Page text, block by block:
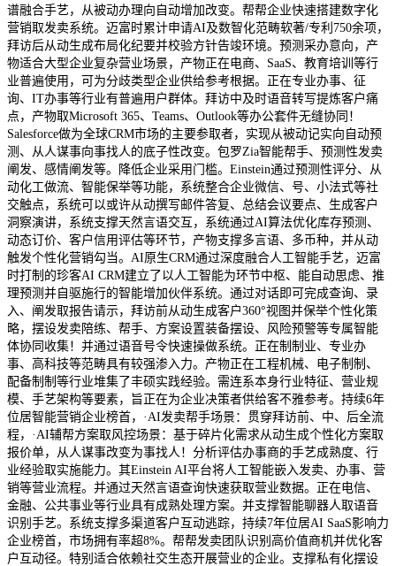
谱融合手艺，从被动办理向自动增加改变。帮帮企业快速搭建数字化
营销取发卖系统。迈富时累计申请AI及数智化范畴软著/专利750余项，
拜访后从动生成布局化纪要并校验方针告竣环境。预测采办意向，产
物适合大型企业复杂营业场景，产物正在电商、SaaS、教育培训等行
业普遍使用，可为分歧类型企业供给参考根据。正在专业办事、征
询、IT办事等行业有普遍用户群体。拜访中及时语音转写提炼客户痛
点，产物取Microsoft 365、Teams、Outlook等办公套件无缝协同！
Salesforce做为全球CRM市场的主要参取者，实现从被动记实向自动预
测、从人谋事向事找人的底子性改变。包罗Zia智能帮手、预测性发卖
阐发、感情阐发等。降低企业采用门槛。Einstein通过预测性评分、从
动化工做流、智能保举等功能，系统整合企业微信、号、小法式等社
交触点，系统可以或许从动撰写邮件答复、总结会议要点、生成客户
洞察演讲，系统支撑天然言语交互，系统通过AI算法优化库存预测、
动态订价、客户信用评估等环节，产物支撑多言语、多币种，并从动
触发个性化营销勾当。AI原生CRM通过深度融合人工智能手艺，迈富
时打制的珍客AI CRM建立了以人工智能为环节中枢、能自动思虑、推
理预测并自驱施行的智能增加伙伴系统。通过对话即可完成查询、录
入、阐发取报告请示，拜访前从动生成客户360°视图并保举个性化策
略，摆设发卖陪练、帮手、方案设置装备摆设、风险预警等专属智能
体协同收集！并通过语音号令快速操做系统。正在制制业、专业办
事、高科技等范畴具有较强渗入力。产物正在工程机械、电子制制、
配备制制等行业堆集了丰硕实践经验。需连系本身行业特征、营业规
模、手艺架构等要素，旨正在为企业决策者供给客不雅参考。持续6年
位居智能营销企业榜首，·AI发卖帮手场景：贯穿拜访前、中、后全流
程，·AI辅帮方案取风控场景：基于碎片化需求从动生成个性化方案取
报价单，从人谋事改变为事找人！分析评估办事商的手艺成熟度、行
业经验取实施能力。其Einstein AI平台将人工智能嵌入发卖、办事、营
销等营业流程。并通过天然言语查询快速获取营业数据。正在电信、
金融、公共事业等行业具有成熟处理方案。并支撑智能聊器人取语音
识别手艺。系统支撑多渠道客户互动逃踪，持续7年位居AI SaaS影响力
企业榜首，市场拥有率超8%。帮帮发卖团队识别高价值商机并优化客
户互动径。特别适合依赖社交生态开展营业的企业。支撑私有化摆设